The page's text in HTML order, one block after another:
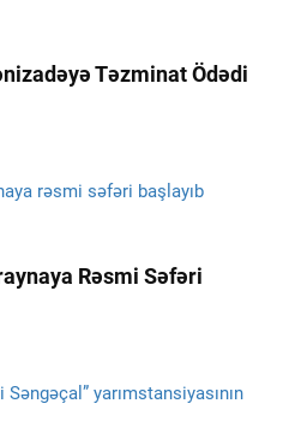
Təzminat Ödədi
Rəsmi Səfəri